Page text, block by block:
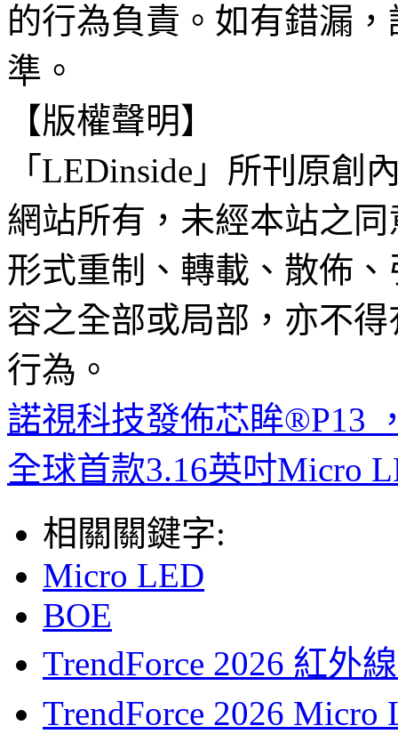
的行為負責。如有錯漏
準。
【版權聲明】
「LEDinside」所刊原創
網站所有，未經本站之
形式重制、轉載、散佈
容之全部或局部，亦不
行為。
諾視科技發佈芯眸®P13
全球首款3.16英吋Micro
相關關鍵字:
Micro LED
BOE
TrendForce 2026 紅外
TrendForce 2026